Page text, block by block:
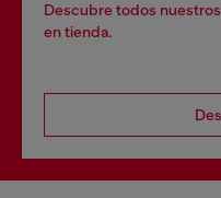
Descubre todos
en tienda.